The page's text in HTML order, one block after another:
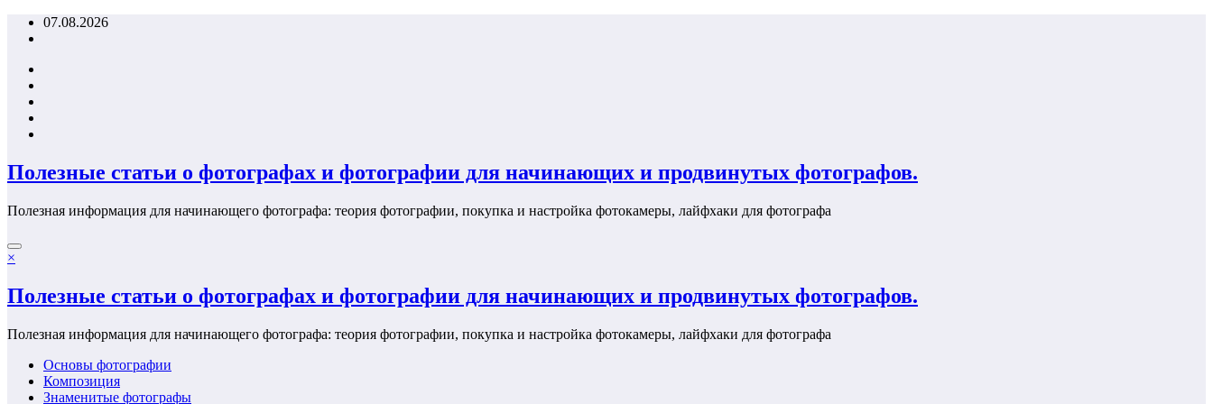
Перейти07.08.2026
Полезные статьи о фотографах и фотографии для начинающих и продвинутых фотографов.
Полезная информация для начинающего фотографа: теория фотографии, покупка и настройка фотокамеры, лайфхаки для фотографа
×
Полезные статьи о фотографах и фотографии для начинающих и продвинутых фотографов.
Полезная информация для начинающего фотографа: теория фотографии, покупка и настройка фотокамеры, лайфхаки для фотографа
Основы фотографии
Композиция
Знаменитые фотографы